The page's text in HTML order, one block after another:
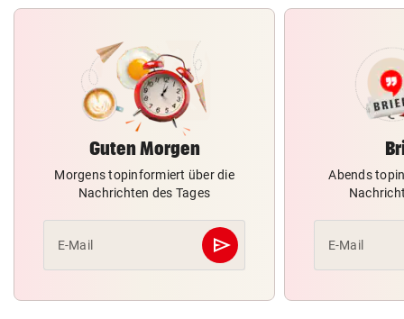
Guten Morgen
Morgens topinformiert über die
Nachrichten des Tages
E-Mail send
Abschicken
Abends
E-Mail